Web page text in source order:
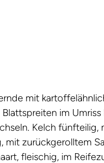
mit
im
Kelch fünfteilig,
zurückgerolltem
fleischig, im